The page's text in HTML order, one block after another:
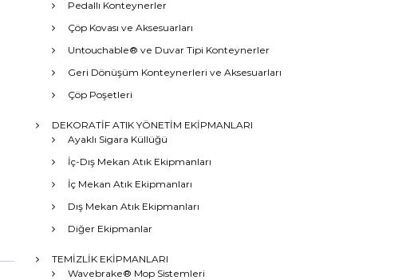
Pedallı Konteynerler
Çöp Kovası ve Aksesuarları
Untouchable® ve Duvar Tipi Konteynerler
Geri Dönüşüm Konteynerleri ve Aksesuarları
Çöp Poşetleri
DEKORATİF ATIK YÖNETİM EKİPMANLARI
Ayaklı Sigara Küllüğü
İç-Dış Mekan Atık Ekipmanları
İç Mekan Atık Ekipmanları
Dış Mekan Atık Ekipmanları
Diğer Ekipmanlar
TEMİZLİK EKİPMANLARI
Wavebrake® Mop Sistemleri